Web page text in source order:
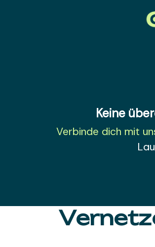
Keine
Verbinde dich mit